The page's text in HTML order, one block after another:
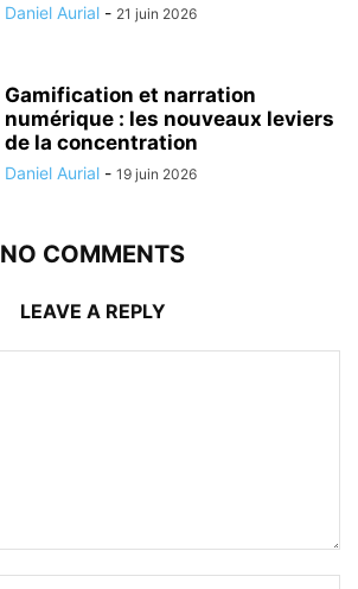
Daniel Aurial - 21 juin 2026
Gamification et narration
numérique : les nouveaux leviers
de la concentration
Daniel Aurial - 19 juin 2026
NO COMMENTS
LEAVE A REPLY